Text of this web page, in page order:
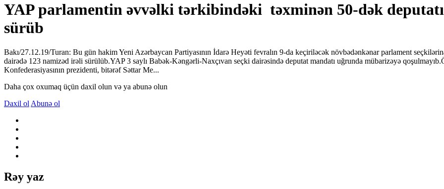
YAP parlamentin əvvəlki tərkibindəki təxminən 50-dək
sürüb
Bakı/27.12.19/Turan: Bu gün hakim Yeni Azərbaycan Partiyasının İdarə Heyəti fevralın 9-da keçiriləcək növbədənkənar parlament
dairədə 123 namizəd irəli sürülüb.YAP 3 saylı Babək-Kəngərli-Naxçıvan seçki dairəsində deputat mandatı uğrunda mübarizəyə
Konfederasiyasının prezidenti, bitərəf Səttar Me...
Daha çox oxumaq üçün daxil olun və ya abunə olun
Daxil ol Abunə ol
Rəy yaz